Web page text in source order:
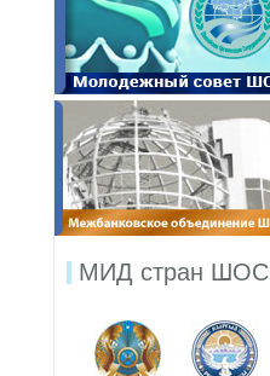
МИД стран ШОС